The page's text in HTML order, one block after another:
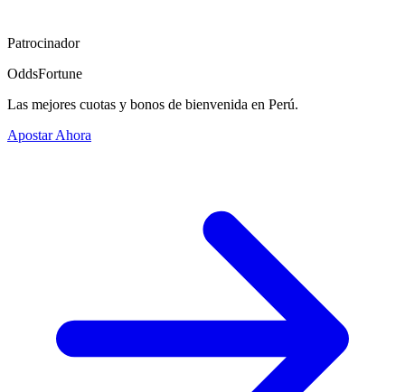
Patrocinador
OddsFortune
Las mejores cuotas y bonos de bienvenida en Perú.
Apostar Ahora